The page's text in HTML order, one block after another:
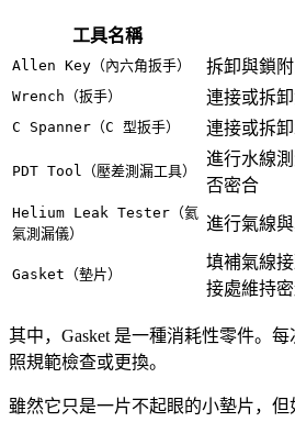
工具名稱
Allen Key（內六角扳手） 拆卸與鎖
Wrench（扳手） 連接或拆
C Spanner（C 型扳手） 連接或拆
PDT Tool（壓差測漏工具）
進行水線
否密合
Helium Leak Tester（氦
氣測漏儀）
進行氣線
Gasket（墊片）
填補氣線
接處維持
其中，Gasket 是一種消耗性零件。
照規範檢查或更換。
雖然它只是一片不起眼的小墊片，